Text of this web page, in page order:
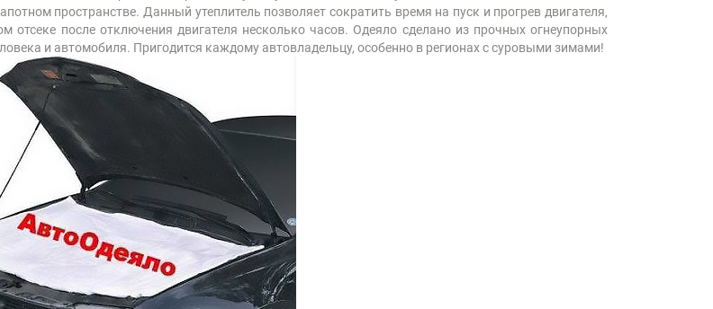
пространстве. Данный утеплитель позволяет сократить время на пуск и прогрев двигателя,
отсеке после отключения двигателя несколько часов. Одеяло сделано из прочных огнеупорных
и автомобиля. Пригодится каждому автовладельцу, особенно в регионах с суровыми зимами!